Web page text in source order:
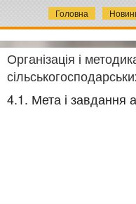
Головна
Організація і
4.1. Мета і завдання